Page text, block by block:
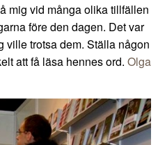
mig vid många olika tillfällen
före den dagen. Det var
ville trotsa dem. Ställa någon
att få läsa hennes ord. Olga